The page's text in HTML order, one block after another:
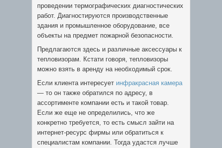
проведении термографических диагностических
работ. Диагностируются производственные
здания и промышленное оборудование, все
объекты на предмет пожарной безопасности.
Предлагаются здесь и различные аксессуары к
тепловизорам. Кстати говоря, тепловизоры
можно взять в аренду на необходимый срок.
Если клиента интересует инфракрасная камера
— то он также обратился по адресу, в
ассортименте компании есть и такой товар.
Если же еще не определились, что же
конкретно требуется, то есть смысл зайти на
интернет-ресурс фирмы или обратиться к
специалистам компании. Тогда удастся лучше